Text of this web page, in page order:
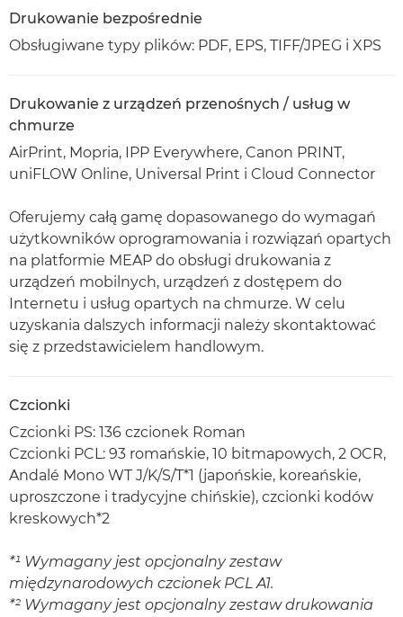
Drukowanie bezpośrednie
Obsługiwane typy plików: PDF, EPS, TIFF/JPEG i XPS
Drukowanie z urządzeń przenośnych / usług w
chmurze
AirPrint, Mopria, IPP Everywhere, Canon PRINT,
uniFLOW Online, Universal Print i Cloud Connector
Oferujemy całą gamę dopasowanego do wymagań
użytkowników oprogramowania i rozwiązań opartych
na platformie MEAP do obsługi drukowania z
urządzeń mobilnych, urządzeń z dostępem do
Internetu i usług opartych na chmurze. W celu
uzyskania dalszych informacji należy skontaktować
się z przedstawicielem handlowym.
Czcionki
Czcionki PS: 136 czcionek Roman
Czcionki PCL: 93 romańskie, 10 bitmapowych, 2 OCR,
Andalé Mono WT J/K/S/T*1 (japońskie, koreańskie,
uproszczone i tradycyjne chińskie), czcionki kodów
kreskowych*2
*¹ Wymagany jest opcjonalny zestaw
międzynarodowych czcionek PCL A1.
*² Wymagany jest opcjonalny zestaw drukowania